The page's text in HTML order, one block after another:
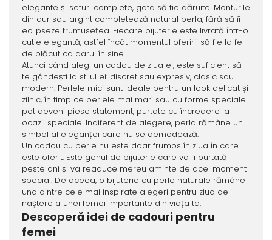
elegante și seturi complete, gata să fie dăruite. Monturile
din aur sau argint completează natural perla, fără să îi
eclipseze frumusețea. Fiecare bijuterie este livrată într-o
cutie elegantă, astfel încât momentul oferirii să fie la fel
de plăcut ca darul în sine.
Atunci când alegi un cadou de ziua ei, este suficient să
te gândești la stilul ei: discret sau expresiv, clasic sau
modern. Perlele mici sunt ideale pentru un look delicat și
zilnic, în timp ce perlele mai mari sau cu forme speciale
pot deveni piese statement, purtate cu încredere la
ocazii speciale. Indiferent de alegere, perla rămâne un
simbol al eleganței care nu se demodează.
Un cadou cu perle nu este doar frumos în ziua în care
este oferit. Este genul de bijuterie care va fi purtată
peste ani și va readuce mereu aminte de acel moment
special. De aceea, o bijuterie cu perle naturale rămâne
una dintre cele mai inspirate alegeri pentru ziua de
naștere a unei femei importante din viața ta.
Descoperă idei de cadouri pentru
femei